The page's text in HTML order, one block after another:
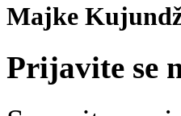
Majke
Prijavite se